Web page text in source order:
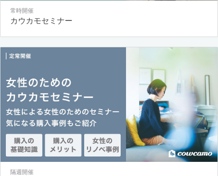
常時開催
カウカモセミナー
隔週開催